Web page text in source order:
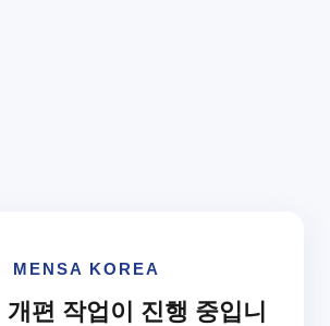
MENSA KOREA
편 작업이 진행 중입니